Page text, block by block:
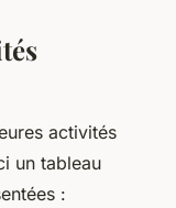
activités
un tableau
: